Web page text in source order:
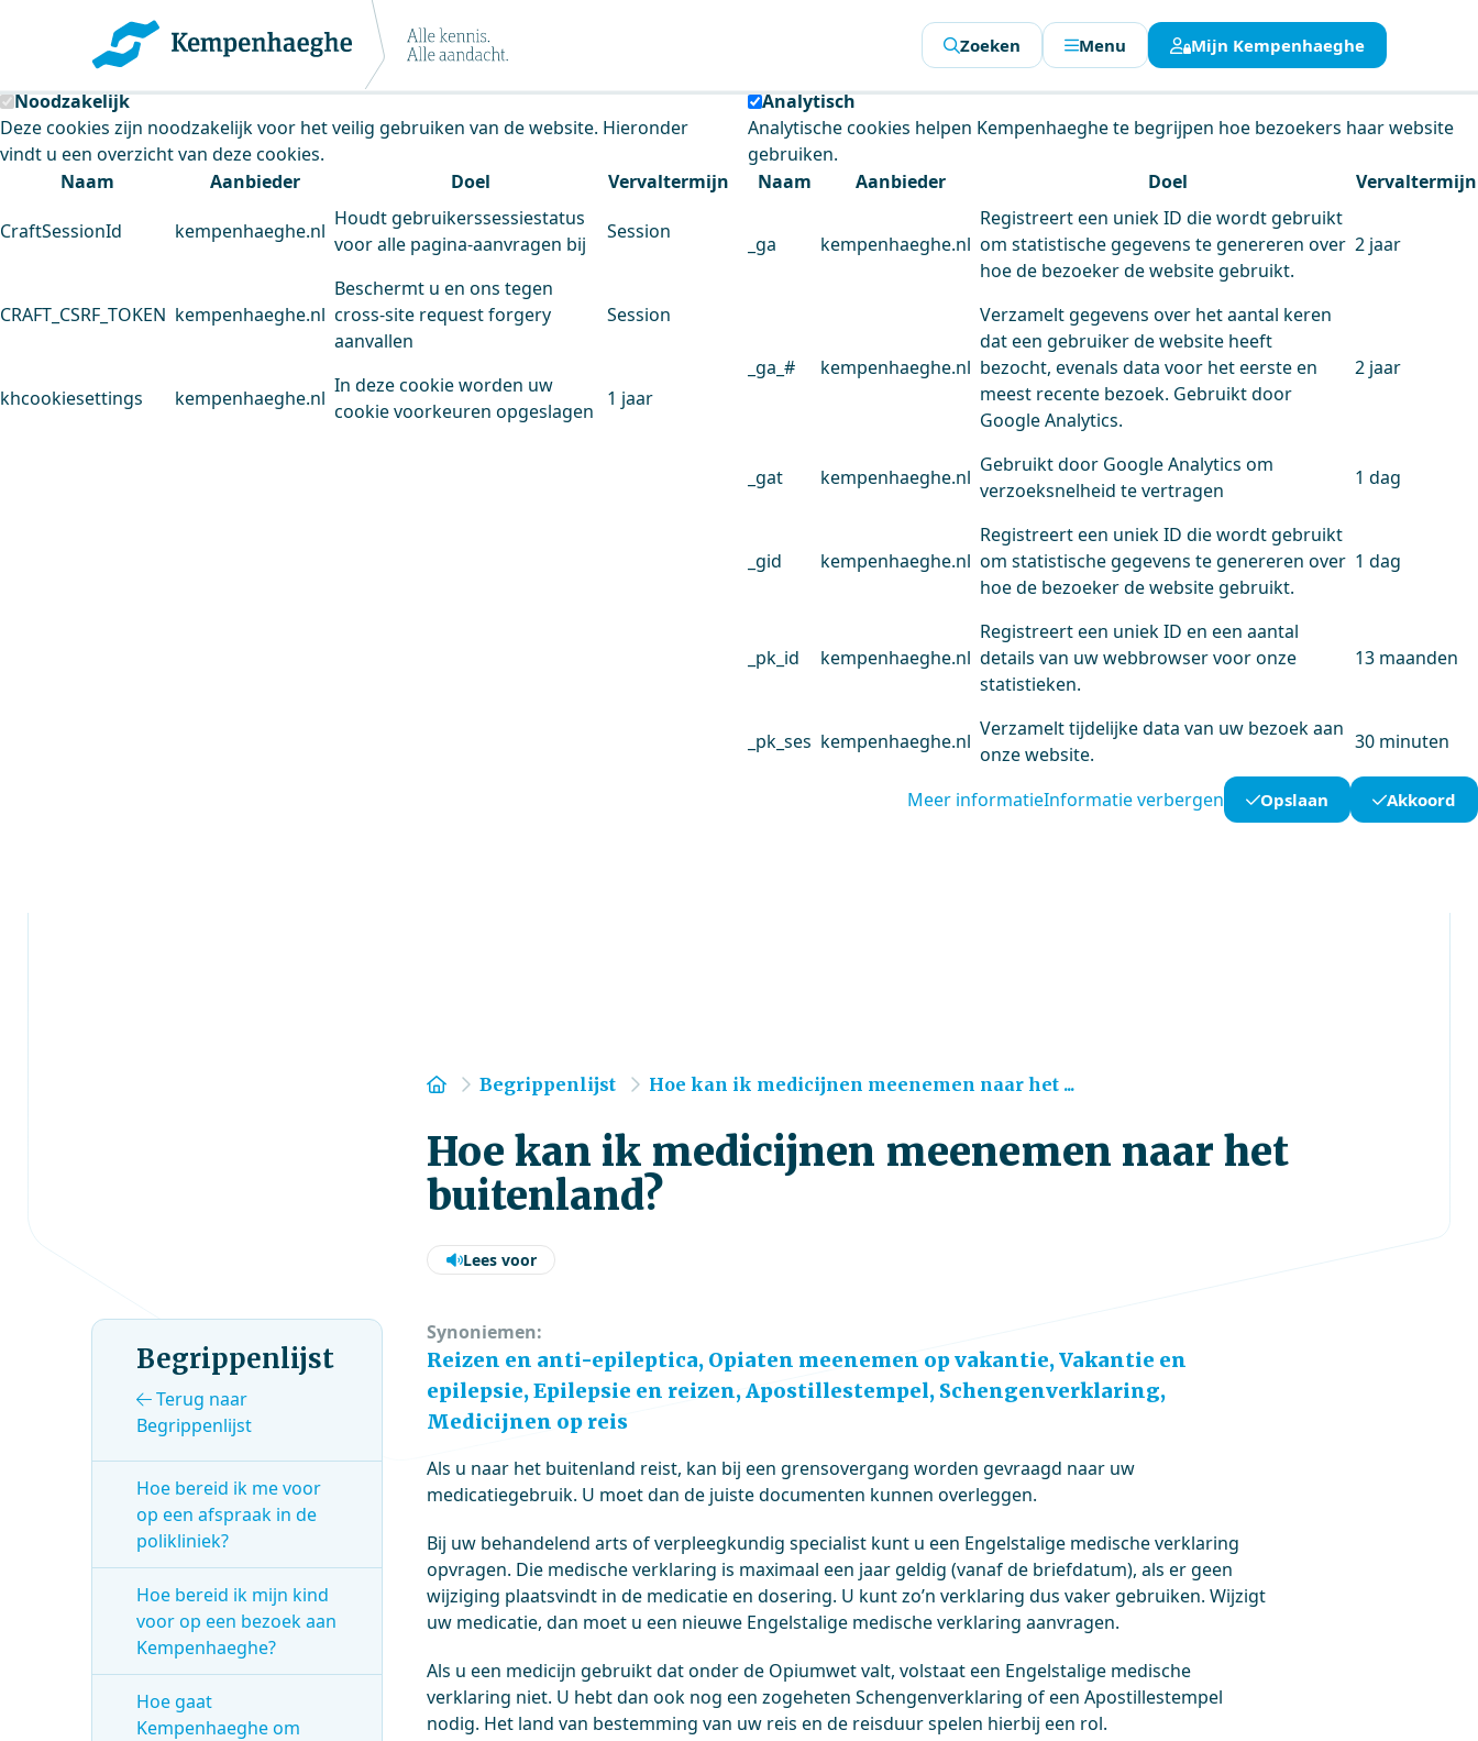
Kempenhaeghe maakt gebruik van cookies
Deze site plaatst cookies. Dit doen we om het gebruik van de website te analyseren en het gebruiksgemak te verbeteren.
Noodzakelijk
Deze cookies zijn noodzakelijk voor het veilig gebruiken van de website. Hieronder
vindt u een overzicht van deze cookies.
Naam
Aanbieder Doel Vervaltermijn
CraftSessionId kempenhaeghe.nl
Houdt gebruikerssessiestatus
voor alle pagina-aanvragen bij
Session
CRAFT_CSRF_TOKEN kempenhaeghe.nl
Beschermt u en ons tegen
cross-site request forgery
aanvallen
Session
khcookiesettings kempenhaeghe.nl
In deze cookie worden uw
cookie voorkeuren opgeslagen
1 jaar
Analytisch
Analytische cookies helpen Kempenhaeghe te begrijpen hoe bezoekers haar website
gebruiken.
Naam
Aanbieder Doel Vervaltermijn
_ga kempenhaeghe.nl
Registreert een uniek ID die wordt gebruikt
om statistische gegevens te genereren over
hoe de bezoeker de website gebruikt.
2 jaar
_ga_# kempenhaeghe.nl
Verzamelt gegevens over het aantal keren
dat een gebruiker de website heeft
bezocht, evenals data voor het eerste en
meest recente bezoek. Gebruikt door
Google Analytics.
2 jaar
_gat kempenhaeghe.nl
Gebruikt door Google Analytics om
verzoeksnelheid te vertragen
1 dag
_gid kempenhaeghe.nl
Registreert een uniek ID die wordt gebruikt
om statistische gegevens te genereren over
hoe de bezoeker de website gebruikt.
1 dag
_pk_id kempenhaeghe.nl
Registreert een uniek ID en een aantal
details van uw webbrowser voor onze
statistieken.
13 maanden
_pk_ses kempenhaeghe.nl
Verzamelt tijdelijke data van uw bezoek aan
onze website.
30 minuten
Meer informatieInformatie verbergen Opslaan Akkoord
Zoeken Menu Mijn Kempenhaeghe
Home
Begrippenlijst Hoe kan ik medicijnen meenemen naar het ...
Hoe kan ik medicijnen meenemen naar het
buitenland?
Lees voor
Synoniemen:
Reizen en anti-epileptica, Opiaten meenemen op vakantie, Vakantie en
epilepsie, Epilepsie en reizen, Apostillestempel, Schengenverklaring,
Medicijnen op reis
Als u naar het buitenland reist, kan bij een grensovergang worden gevraagd naar uw
medicatiegebruik. U moet dan de juiste documenten kunnen overleggen.
Bij uw behandelend arts of verpleegkundig specialist kunt u een Engelstalige medische verklaring
opvragen. Die medische verklaring is maximaal een jaar geldig (vanaf de briefdatum), als er geen
wijziging plaatsvindt in de medicatie en dosering. U kunt zo’n verklaring dus vaker gebruiken. Wijzigt
uw medicatie, dan moet u een nieuwe Engelstalige medische verklaring aanvragen.
Als u een medicijn gebruikt dat onder de Opiumwet valt, volstaat een Engelstalige medische
verklaring niet. U hebt dan ook nog een zogeheten Schengenverklaring of een Apostillestempel
nodig. Het land van bestemming van uw reis en de reisduur spelen hierbij een rol.
Begrippenlijst
Terug naar
Begrippenlijst
Hoe bereid ik me voor
op een afspraak in de
polikliniek?
Hoe bereid ik mijn kind
voor op een bezoek aan
Kempenhaeghe?
Hoe gaat
Kempenhaeghe om